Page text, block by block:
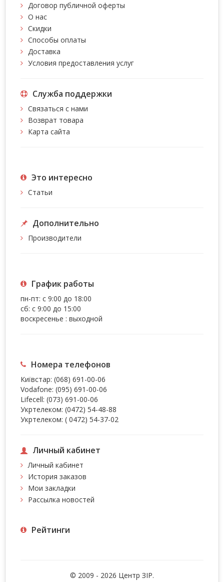
Договор публичной оферты
О нас
Скидки
Способы оплаты
Доставка
Условия предоставления услуг
Служба поддержки
Связаться с нами
Возврат товара
Карта сайта
Это интересно
Статьи
Дополнительно
Производители
График работы
пн-пт: с 9:00 до 18:00
сб: с 9:00 до 15:00
воскресенье : выходной
Номера телефонов
Київстар: (068) 691-00-06
Vodafone: (095) 691-00-06
Lifecell: (073) 691-00-06
Укртелеком: (0472) 54-48-88
Укртелеком: ( 0472) 54-37-02
Личный кабинет
Личный кабинет
История заказов
Мои закладки
Рассылка новостей
Рейтинги
© 2009 - 2026 Центр ЗIР.